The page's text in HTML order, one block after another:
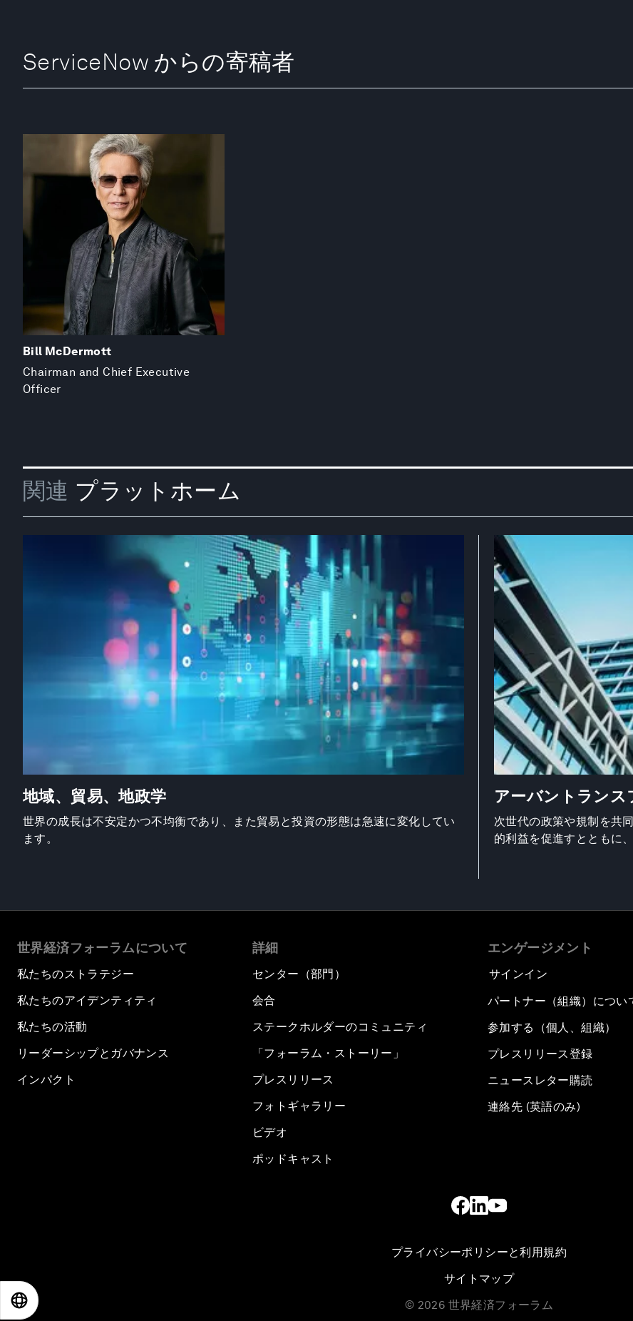
ServiceNow からの寄稿者
Bill McDermott
Chairman and Chief Executive
Officer
関連 プラットホーム
地域、貿易、地政学
世界の成長は不安定かつ不均衡であり、また貿易と投資の形態は急速に変化してい
ます。
アーバントランス
次世代の政策や規制を共
的利益を促進すとともに
世界経済フォーラムについて
私たちのストラテジー
私たちのアイデンティティ
私たちの活動
リーダーシップとガバナンス
インパクト
詳細
センター（部門）
会合
ステークホルダーのコミュニティ
「フォーラム・ストーリー」
プレスリリース
フォトギャラリー
ビデオ
ポッドキャスト
エンゲージメント
サインイン
パートナー（組織）につい
参加する（個人、組織）
プレスリリース登録
ニュースレター購読
連絡先 (英語のみ)
プライバシーポリシーと利用規約
サイトマップ
© 2026 世界経済フォーラム